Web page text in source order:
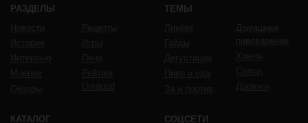
РАЗДЕЛЫ ТЕМЫ
КАТАЛОГ СОЦСЕТИ